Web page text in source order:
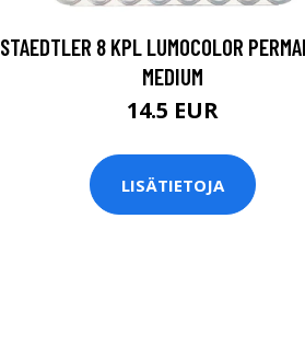
STAEDTLER 8 KPL LUMOCOLOR
MEDIUM
14.5 EUR
LISÄTIETOJA